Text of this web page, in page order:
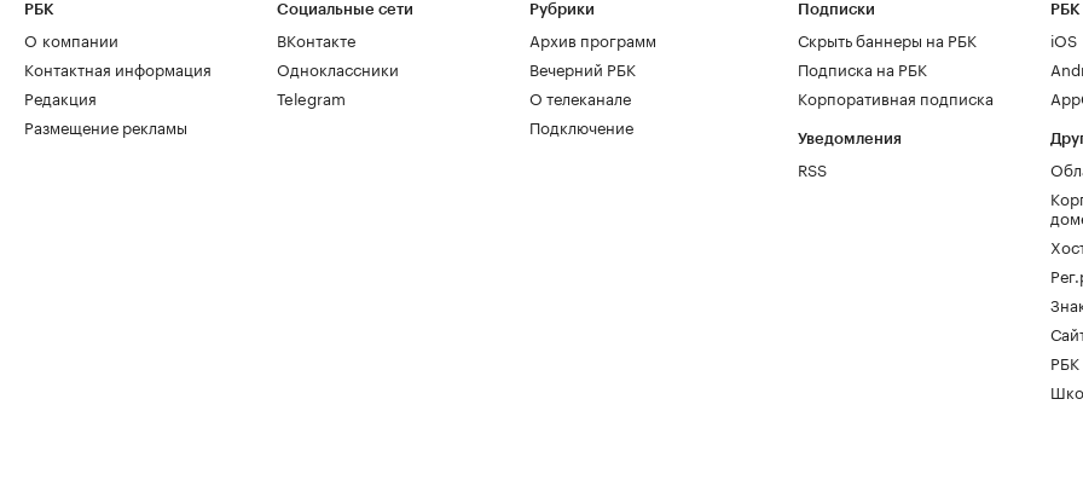
РБК
О компании
Контактная информация
Редакция
Размещение рекламы
Социальные сети
ВКонтакте
Одноклассники
Telegram
Рубрики
Архив программ
Вечерний РБК
О телеканале
Подключение
Подписки
Скрыть баннеры на РБК
Подписка на РБК
Корпоративная подписка
Уведомления
RSS
РБК
iOS